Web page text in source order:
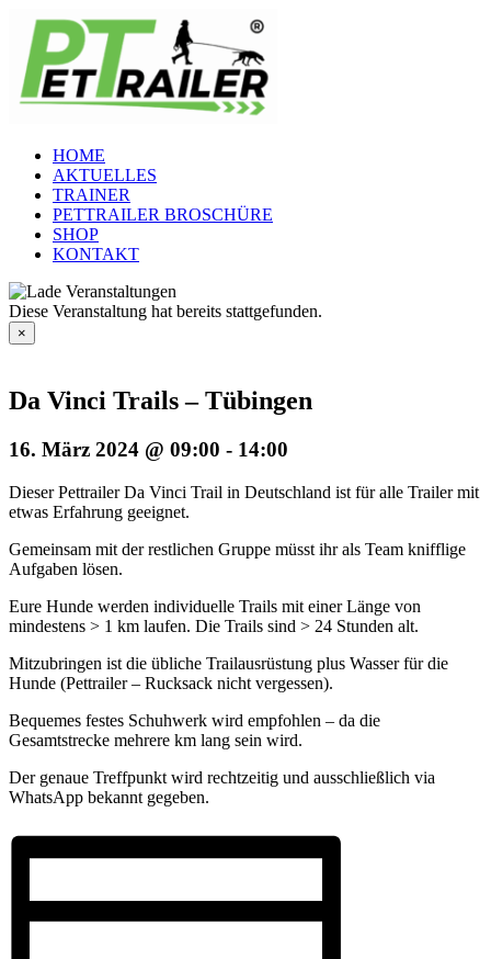
Zum
Inhalt
springen
HOME
AKTUELLES
TRAINER
PETTRAILER BROSCHÜRE
SHOP
KONTAKT
Diese Veranstaltung hat bereits stattgefunden.
×
Da Vinci Trails – Tübingen
16. März 2024 @ 09:00 - 14:00
Dieser Pettrailer Da Vinci Trail in Deutschland ist für alle Trailer mit
etwas Erfahrung geeignet.
Gemeinsam mit der restlichen Gruppe müsst ihr als Team knifflige
Aufgaben lösen.
Eure Hunde werden individuelle Trails mit einer Länge von
mindestens > 1 km laufen. Die Trails sind > 24 Stunden alt.
Mitzubringen ist die übliche Trailausrüstung plus Wasser für die
Hunde (Pettrailer – Rucksack nicht vergessen).
Bequemes festes Schuhwerk wird empfohlen – da die
Gesamtstrecke mehrere km lang sein wird.
Der genaue Treffpunkt wird rechtzeitig und ausschließlich via
WhatsApp bekannt gegeben.